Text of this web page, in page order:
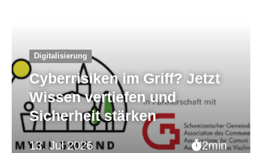
13. Jul 2026 2min
Digitalisierung
Cyberrisiken im Griff? Jetzt
Wissen vertiefen und
Sicherheit stärken